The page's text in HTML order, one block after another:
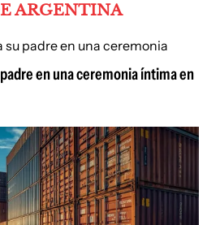
ARGENTINA
en una ceremonia íntima en